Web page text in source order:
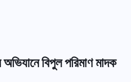
অভিযানে বিপুল পরিমাণ মাদক